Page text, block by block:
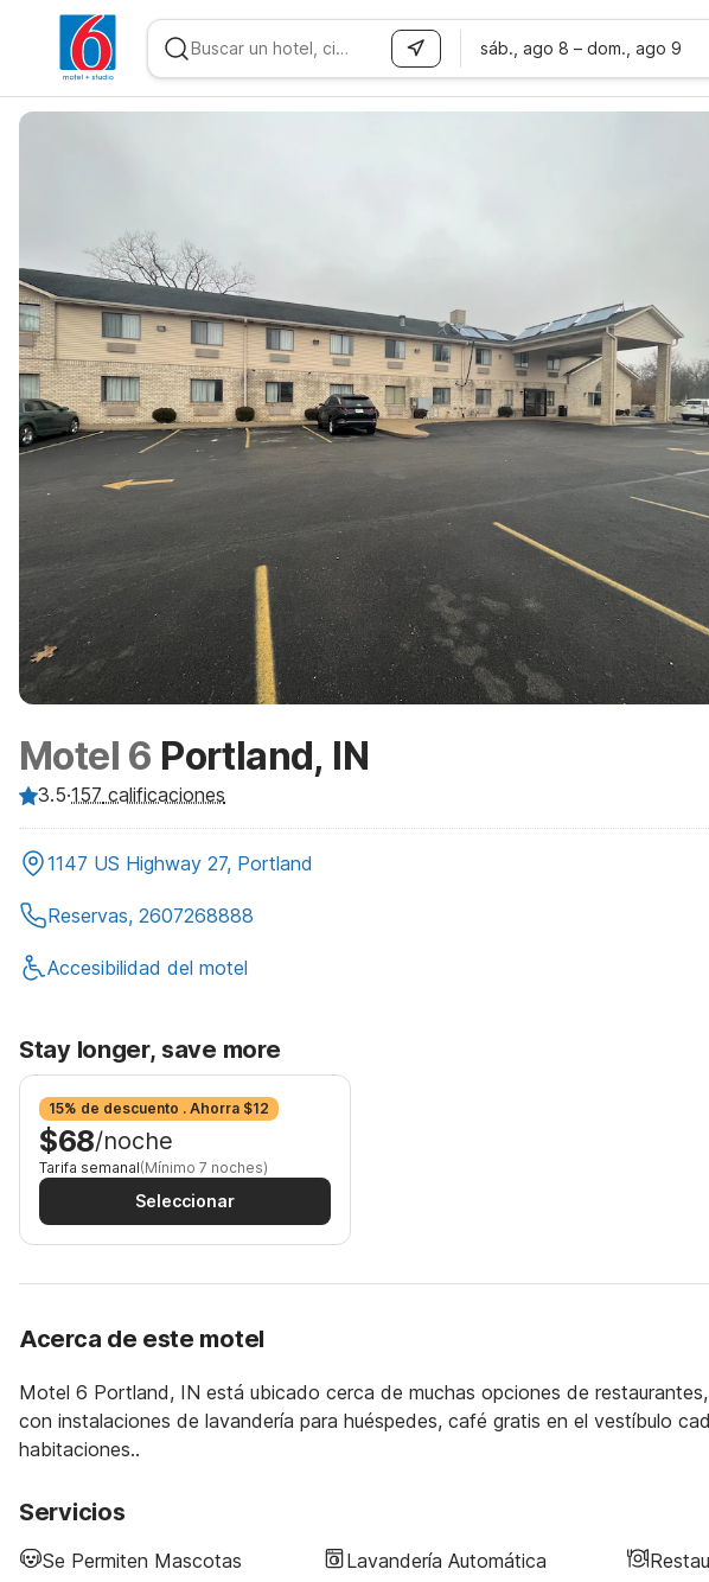
sáb., ago 8 – dom., ago 9
Motel 6 Portland, IN
3.5·157 calificaciones
1147 US Highway 27, Portland
Reservas, 2607268888
Accesibilidad del motel
Stay longer, save more
15% de descuento . Ahorra $12
$68/noche
Tarifa semanal(Mínimo 7 noches)
Seleccionar
Acerca de este motel
Motel 6 Portland, IN está ubicado cerca de muchas opciones de
con instalaciones de lavandería para huéspedes, café gratis en el vestíbulo
habitaciones..
Servicios
Se Permiten Mascotas Lavandería Automática